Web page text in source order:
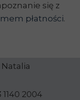
się z
płatności.
2004